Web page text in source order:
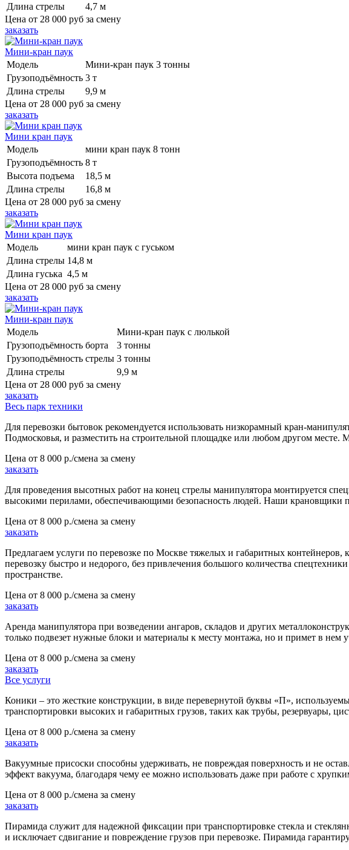
Длина стрелы
4,7 м
Цена от 28 000 руб за смену
заказать
Мини-кран паук
Модель
Мини-кран паук 3 тонны
Грузоподъёмность 3 т
Длина стрелы
9,9 м
Цена от 28 000 руб за смену
заказать
Мини кран паук
Модель
мини кран паук 8 тонн
Грузоподъёмность 8 т
Высота подъема
18,5 м
Длина стрелы
16,8 м
Цена от 28 000 руб за смену
заказать
Мини кран паук
Модель
мини кран паук с гуськом
Длина стрелы 14,8 м
Длина гуська 4,5 м
Цена от 28 000 руб за смену
заказать
Мини-кран паук
Модель
Мини-кран паук с люлькой
Грузоподъёмность борта
3 тонны
Грузоподъёмность стрелы 3 тонны
Длина стрелы
9,9 м
Цена от 28 000 руб за смену
заказать
Весь парк техники
Для перевозки бытовок рекомендуется использовать низкорамный кран-
Подмосковья, и разместить на строительной площадке или любом другом
Цена от 8 000 р./смена за смену
заказать
Для проведения высотных работ на конец стрелы манипулятора монтируется
высокими перилами, обеспечивающими безопасность людей. Наши крановщики
Цена от 8 000 р./смена за смену
заказать
Предлагаем услуги по перевозке по Москве тяжелых и габаритных
перевозку быстро и недорого, без привлечения большого количества
пространстве.
Цена от 8 000 р./смена за смену
заказать
Аренда манипулятора при возведении ангаров, складов и других
только подвезет нужные блоки и материалы к месту монтажа, но и примет в нем
Цена от 8 000 р./смена за смену
заказать
Все услуги
Коники – это жесткие конструкции, в виде перевернутой буквы «П»,
транспортировки высоких и габаритных грузов, таких как трубы, резервуары,
Цена от 8 000 р./смена за смену
заказать
Вакуумные присоски способны удерживать, не повреждая поверхность и не
эффект вакуума, благодаря чему ее можно использовать даже при работе с
Цена от 8 000 р./смена за смену
заказать
Пирамида служит для надежной фиксации при транспортировке стекла и
и исключает сдвигание и повреждение грузов при перевозке. Пирамида